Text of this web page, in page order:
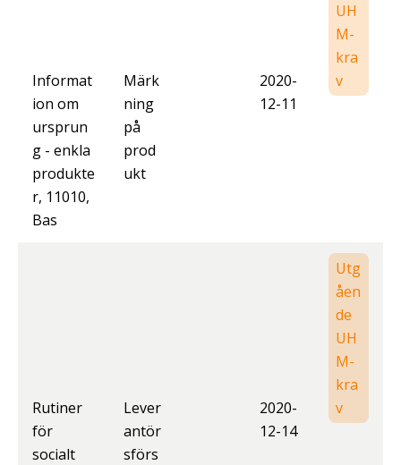
Informat
ion om
ursprun
g - enkla
produkte
r, 11010,
Bas
Märk
ning
på
prod
ukt
2020-
12-11
UH
M-
kra
v
Rutiner
för
socialt
Lever
antör
sförs
2020-
12-14
Utg
åen
de
UH
M-
kra
v